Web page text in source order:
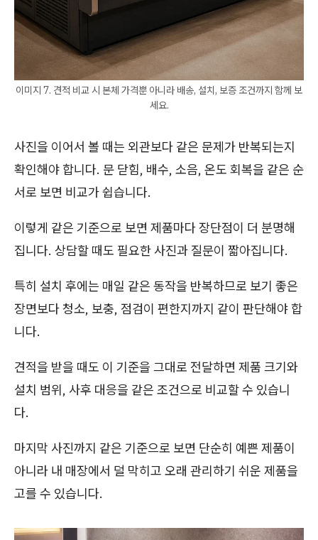
이미지 7. 견적 비교 시 본체 가격뿐 아니라 배송, 설치, 보증 조건까지 함께 보
세요.
사진을 이어서 볼 때는 외관보다 같은 문제가 반복되는지
확인해야 합니다. 문 닫힘, 배수, 소음, 온도 회복을 같은 순
서로 보면 비교가 쉽습니다.
이렇게 같은 기준으로 보면 제품마다 장단점이 더 분명해
집니다. 상담할 때도 필요한 사진과 질문이 짧아집니다.
특히 설치 후에는 매일 같은 동작을 반복하므로 보기 좋은
장면보다 청소, 보충, 점검이 편한지까지 같이 판단해야 합
니다.
견적을 받을 때도 이 기준을 그대로 전달하면 제품 크기와
설치 범위, 사후 대응을 같은 조건으로 비교할 수 있습니
다.
마지막 사진까지 같은 기준으로 보면 단순히 예쁜 제품이
아니라 내 매장에서 덜 막히고 오래 관리하기 쉬운 제품을
고를 수 있습니다.